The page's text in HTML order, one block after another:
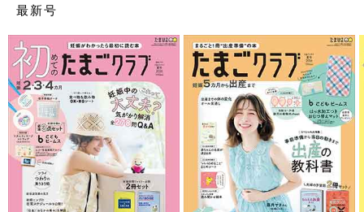
出典：Instagramアカウント「yuuuuumi_1231」
保育園用に薄手のアウターを探していたというyuさんがゲットし
たのは、バースデイのアイテム。春になると暖かい日が多いもの
の、登園時はまだ肌寒いという場合もありますよね。そういった
ときは、こちらのような薄手で軽いアウターが大活躍します！フ
ード付きの洋服はケガやトラブルの原因になることがあり、保育
園でもNGとしているところが多いため、フードなしのアウター
を選ぶのがベスト◎
着やすさとオシャレが両方叶う！MARKEY'S（マー
キーズ）の長袖Tシャツ
最新号